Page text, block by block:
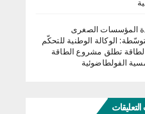
المؤسسات الصغرى
الوكالة الوطنية للتحكّم
تطلق مشروع الطاقة
الفولطاضوئية